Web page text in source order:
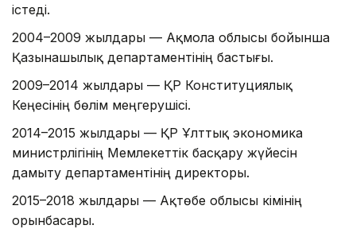
істеді.
2004–2009 жылдары — Ақмола облысы бойынша
Қазынашылық департаментінің бастығы.
2009–2014 жылдары — ҚР Конституциялық
Кеңесінің бөлім меңгерушісі.
2014–2015 жылдары — ҚР Ұлттық экономика
министрлігінің Мемлекеттік басқару жүйесін
дамыту департаментінің директоры.
2015–2018 жылдары — Ақтөбе облысы әкімінің
орынбасары.